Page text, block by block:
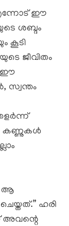
എന്നോട് ഈ
ശബ്ദം
കൂടി
ജീവിതം
ഈ
സ്വന്തം
കണ്ണുകൾ
ആ
ഹരി
അവന്റെ